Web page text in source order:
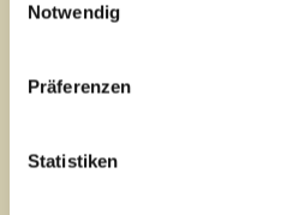
Notwendig
Präferenzen
Statistiken
abonnieren
informiert über die
Themen